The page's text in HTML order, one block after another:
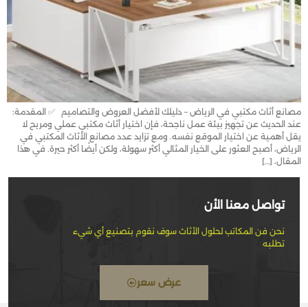
مصانع أثاث مكتبي في الرياض – دليلك لأفضل العروض والتصاميم ✅ المقدمة:
عند الحديث عن تجهيز بيئة عمل ناجحة، فإن اختيار أثاث مكتبي عملي ومريح لا
يقل أهمية عن اختيار الموقع نفسه. ومع تزايد عدد مصانع الأثاث المكتبي في
الرياض، أصبح العثور على الخيار المثالي أكثر سهولة، ولكن أيضًا أكثر حيرة. في هذا
المقال، […]
تواصل معنا الأن
نحن فن المكاتب لحلول الأثاث سوف نقوم بتصنيع أي شيء
تطلبه
عرض سعر